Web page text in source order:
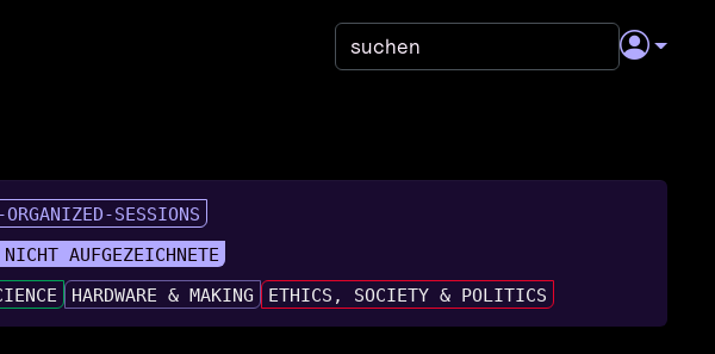
SESSIONS
NICHT AUFGEZEICHNETE
HARDWARE & MAKING ETHICS, SOCIETY & POLITICS